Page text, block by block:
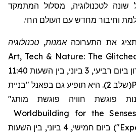
לטכנולוגיה, מסלול המתמקד
וחיבור מחדש עם העולם החי.
תציג את התערוכה אמנות, טכנולוגיה
Art, Tech & Nature: The
לונדון ביום רביעי, 3 ביוני, בין השעות 11:40
(שלב 2). היא תופיע גם בפאנל
"בניית
פוגשת חוויה פוגשת מותג"
Worldbuilding for the
"
)
ביום חמישי, 4 ביוני, בין השעות